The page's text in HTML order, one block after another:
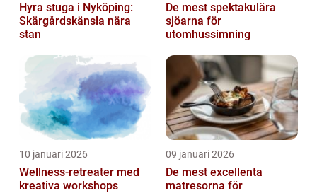
Hyra stuga i Nyköping:
Skärgårdskänsla nära
stan
De mest spektakulära
sjöarna för
utomhussimning
10 januari 2026
Wellness-retreater med
kreativa workshops
09 januari 2026
De mest excellenta
matresorna för